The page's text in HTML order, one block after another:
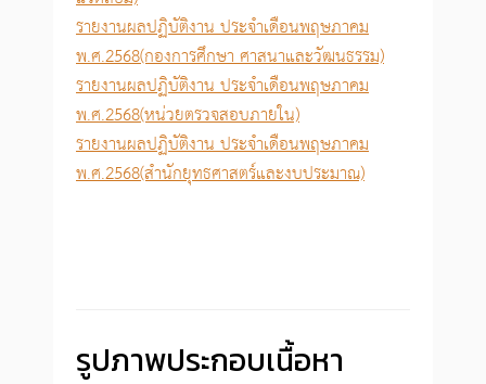
รายงานผลปฏิบัติงาน ประจำเดือนพฤษภาคม
พ.ศ.2568(กองการศึกษา ศาสนาและวัฒนธรรม)
รายงานผลปฏิบัติงาน ประจำเดือนพฤษภาคม
พ.ศ.2568(หน่วยตรวจสอบภายใน)
รายงานผลปฏิบัติงาน ประจำเดือนพฤษภาคม
พ.ศ.2568(สำนักยุทธศาสตร์และงบประมาณ)
รูปภาพประกอบเนื้อหา